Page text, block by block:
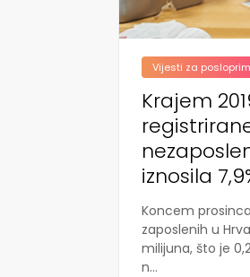
Vijesti za
Krajem
iznosila
Koncem
zaposlenih u
milijuna, što je
n...